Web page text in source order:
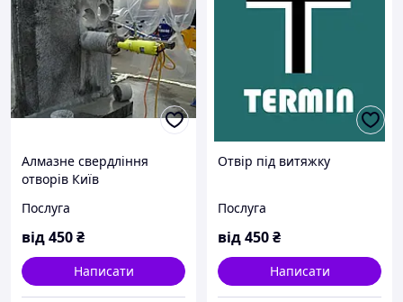
Алмазне свердління
отворів Київ
Послуга
від450₴
Написати
Отвір під витяжку
Послуга
від450₴
Написати